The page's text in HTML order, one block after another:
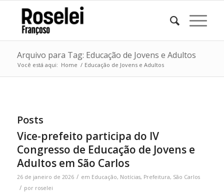
Arquivo para Tag: Educação de Jovens e Adultos
Você está aqui: Home / Educação de Jovens e Adultos
Posts
Vice-prefeito participa do IV
Congresso de Educação de Jovens e
Adultos em São Carlos
26 de janeiro de 2026 / em Educação, Notícias, Prefeitura, São Carlos
/ por roselei